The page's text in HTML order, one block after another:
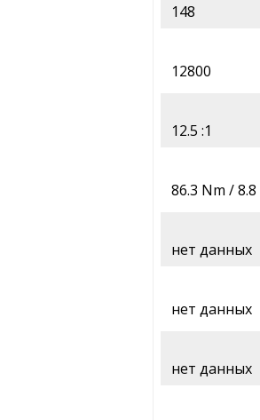
148
12800
12.5 :1
86.3 Nm /
нет данных
нет данных
нет данных